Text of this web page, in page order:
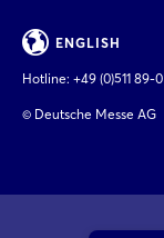
ENGLISH
Hotline: +49 (0)511 89-0
© Deutsche Messe AG